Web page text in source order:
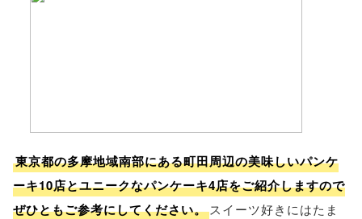
東京都の多摩地域南部にある町田周辺の美味しいパンケ
ーキ10店とユニークなパンケーキ4店をご紹介しますので
ぜひともご参考にしてください。 スイーツ好きにはたま